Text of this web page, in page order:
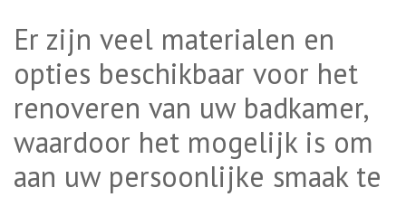
Er zijn veel materialen en
opties beschikbaar voor het
renoveren van uw badkamer,
waardoor het mogelijk is om
aan uw persoonlijke smaak te